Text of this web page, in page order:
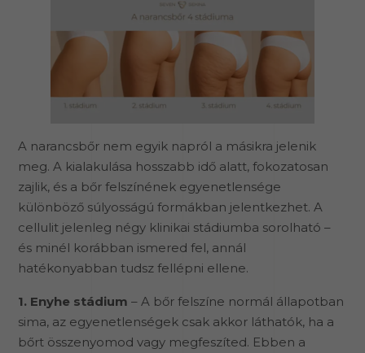
A narancsbőr nem egyik napról a másikra jelenik
meg. A kialakulása hosszabb idő alatt, fokozatosan
zajlik, és a bőr felszínének egyenetlensége
különböző súlyosságú formákban jelentkezhet. A
cellulit jelenleg négy klinikai stádiumba sorolható –
és minél korábban ismered fel, annál
hatékonyabban tudsz fellépni ellene.
1. Enyhe stádium – A bőr felszíne normál állapotban
sima, az egyenetlenségek csak akkor láthatók, ha a
bőrt összenyomod vagy megfeszíted. Ebben a